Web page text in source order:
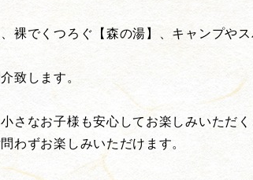
裸でくつろぐ【森の湯】、キャンプや
致します。
さなお子様も安心してお楽しみいただ
わずお楽しみいただけます。